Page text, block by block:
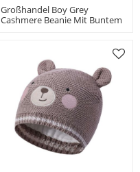
Großhandel Boy Grey
Cashmere Beanie Mit Buntem